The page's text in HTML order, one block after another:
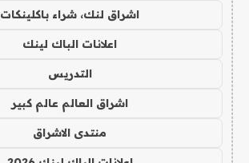
اشراق لنك، شراء باكلينكات
اعلانات الباك لينك
التدريس
اشراق العالم عالم كبير
منتدى الاشراق